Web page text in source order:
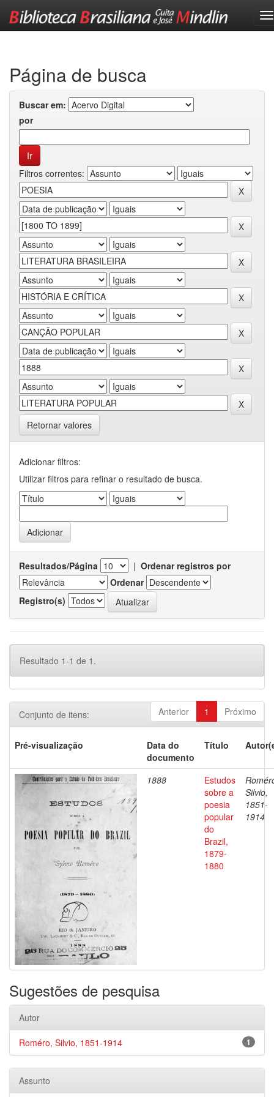
Página de busca
Buscar em:
por
Filtros correntes:
Retornar valores
Adicionar filtros:
Utilizar filtros para refinar o resultado de busca.
Resultados/Página | Ordenar registros por
Ordenar
Registro(s)
Resultado 1-1 de 1.
Anterior 1 Próximo
Conjunto de itens:
Pré-visualização
Data do
documento
Título
1888
Estudos
sobre a
poesia
popular
do
Brazil,
1879-
1880
Silvio,
1851-
1914
Sugestões de pesquisa
Autor
1
Roméro, Silvio, 1851-1914
Assunto